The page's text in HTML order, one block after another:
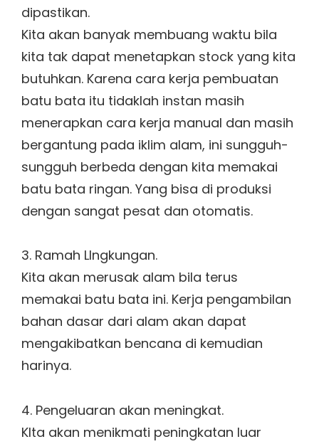
dipastikan.
Kita akan banyak membuang waktu bila
kita tak dapat menetapkan stock yang kita
butuhkan. Karena cara kerja pembuatan
batu bata itu tidaklah instan masih
menerapkan cara kerja manual dan masih
bergantung pada iklim alam, ini sungguh-
sungguh berbeda dengan kita memakai
batu bata ringan. Yang bisa di produksi
dengan sangat pesat dan otomatis.
3. Ramah LIngkungan.
Kita akan merusak alam bila terus
memakai batu bata ini. Kerja pengambilan
bahan dasar dari alam akan dapat
mengakibatkan bencana di kemudian
harinya.
4. Pengeluaran akan meningkat.
KIta akan menikmati peningkatan luar